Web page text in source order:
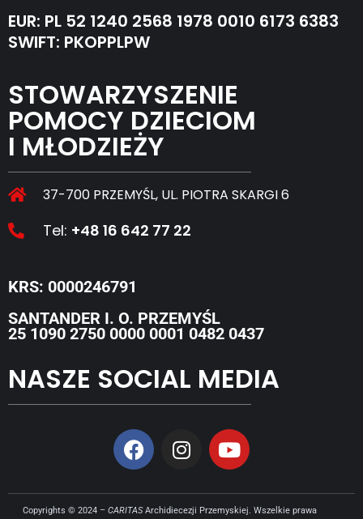
EUR: PL 52 1240 2568 1978 0010 6173 6383
SWIFT: PKOPPLPW
STOWARZYSZENIE
POMOCY DZIECIOM
I MŁODZIEŻY
37-700 PRZEMYŚL, UL. PIOTRA SKARGI 6
Tel: +48 16 642 77 22
KRS: 0000246791
SANTANDER I. O. PRZEMYŚL
25 1090 2750 0000 0001 0482 0437
NASZE SOCIAL MEDIA
Copyrights © 2024 – CARITASArchidiecezji Przemyskiej. Wszelkie prawa